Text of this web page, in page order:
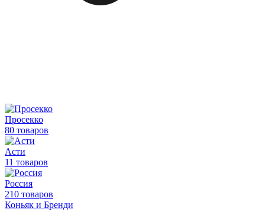
Просекко
80 товаров
Асти
11 товаров
Россия
210 товаров
Коньяк и Бренди